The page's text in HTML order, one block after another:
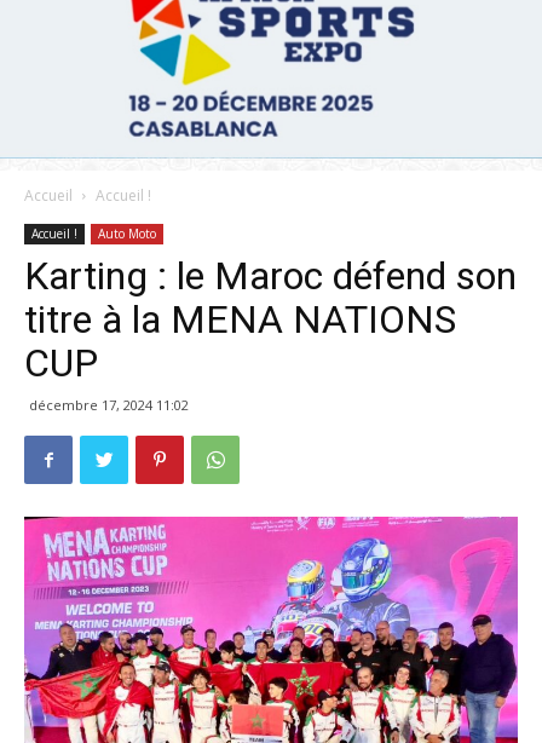
Accueil Accueil !
Accueil ! Auto Moto
Karting : le Maroc défend son
titre à la MENA NATIONS
CUP
décembre 17, 2024 11:02